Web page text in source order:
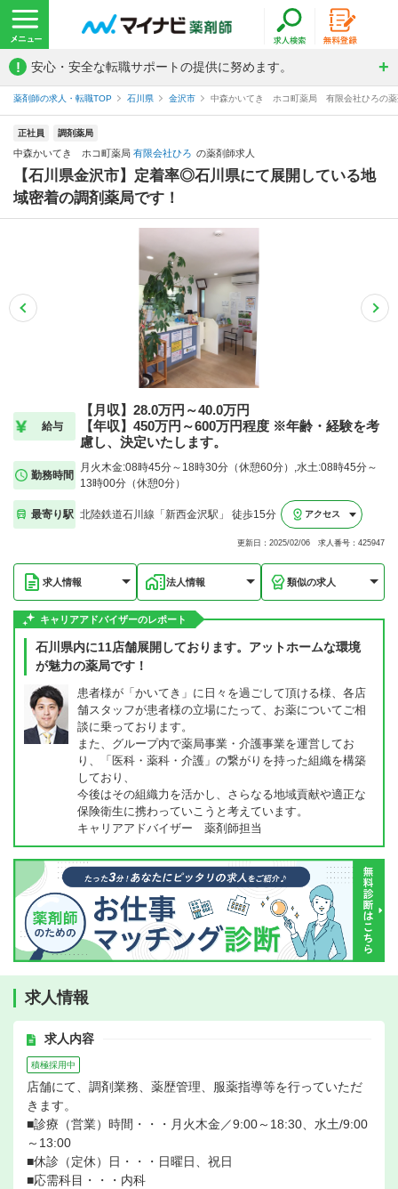
! 安心・安全な転職サポートの提供に努めます。
薬剤師の求人・転職TOP 石川県 金沢市 中森かいてき ホコ町薬局 有限会社ひろの薬
正社員 調剤薬局
中森かいてき ホコ町薬局 有限会社ひろ の薬剤師求人
【石川県金沢市】定着率◎石川県にて展開している地
域密着の調剤薬局です！
給与
【月収】28.0万円～40.0万円
【年収】450万円～600万円程度 ※年齢・経験を考
慮し、決定いたします。
勤務時間
月火木金:08時45分～18時30分（休憩60分）,水土:08時45分～
13時00分（休憩0分）
最寄り駅 北陸鉄道石川線「新西金沢駅」 徒歩15分 アクセス
更新日：2025/02/06 求人番号：425947
求人情報 法人情報 類似の求人
キャリアアドバイザーのレポート
石川県内に11店舗展開しております。アットホームな環境
が魅力の薬局です！
患者様が「かいてき」に日々を過ごして頂ける様、各店
舗スタッフが患者様の立場にたって、お薬についてご相
談に乗っております。
また、グループ内で薬局事業・介護事業を運営してお
り、「医科・薬科・介護」の繋がりを持った組織を構築
しており、
今後はその組織力を活かし、さらなる地域貢献や適正な
保険衛生に携わっていこうと考えています。
キャリアアドバイザー 薬剤師担当
求人情報
求人内容
積極採用中
店舗にて、調剤業務、薬歴管理、服薬指導等を行っていただ
きます。
■診療（営業）時間・・・月火木金／9:00～18:30、水土/9:00
～13:00
■休診（定休）日・・・日曜日、祝日
■応需科目・・・内科